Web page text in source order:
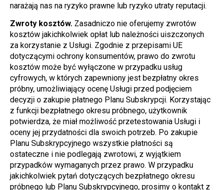
narażają nas na ryzyko prawne lub ryzyko utraty reputacji.
Zwroty kosztów. Zasadniczo nie oferujemy zwrotów
kosztów jakichkolwiek opłat lub należności uiszczonych
za korzystanie z Usługi. Zgodnie z przepisami UE
dotyczącymi ochrony konsumentów, prawo do zwrotu
kosztów może być wyłączone w przypadku usług
cyfrowych, w których zapewniony jest bezpłatny okres
próbny, umożliwiający ocenę Usługi przed podjęciem
decyzji o zakupie płatnego Planu Subskrypcji. Korzystając
z funkcji bezpłatnego okresu próbnego, użytkownik
potwierdza, że miał możliwość przetestowania Usługi i
oceny jej przydatności dla swoich potrzeb. Po zakupie
Planu Subskrypcyjnego wszystkie płatności są
ostateczne i nie podlegają zwrotowi, z wyjątkiem
przypadków wymaganych przez prawo. W przypadku
jakichkolwiek pytań dotyczących bezpłatnego okresu
próbnego lub Planu Subskrypcyjnego, prosimy o kontakt z